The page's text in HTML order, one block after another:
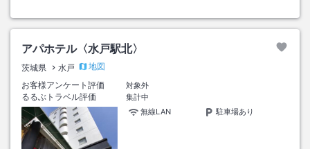
アパホテル〈水戸駅北〉
茨城県 水戸
地図
お客様アンケート評価
対象外
るるぶトラベル評価
集計中
無線LAN
駐車場あり